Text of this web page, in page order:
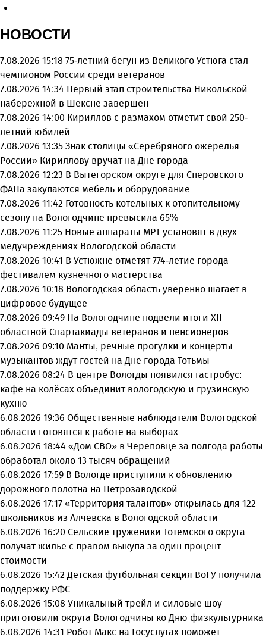
НОВОСТИ
7.08.2026 15:18 75-летний бегун из Великого Устюга стал
чемпионом России среди ветеранов
7.08.2026 14:34 Первый этап строительства Никольской
набережной в Шексне завершен
7.08.2026 14:00 Кириллов с размахом отметит свой 250-
летний юбилей
7.08.2026 13:35 Знак столицы «Серебряного ожерелья
России» Кириллову вручат на Дне города
7.08.2026 12:23 В Вытегорском округе для Сперовского
ФАПа закупаются мебель и оборудование
7.08.2026 11:42 Готовность котельных к отопительному
сезону на Вологодчине превысила 65%
7.08.2026 11:25 Новые аппараты МРТ установят в двух
медучреждениях Вологодской области
7.08.2026 10:41 В Устюжне отметят 774-летие города
фестивалем кузнечного мастерства
7.08.2026 10:18 Вологодская область уверенно шагает в
цифровое будущее
7.08.2026 09:49 На Вологодчине подвели итоги XII
областной Спартакиады ветеранов и пенсионеров
7.08.2026 09:10 Манты, речные прогулки и концерты
музыкантов ждут гостей на Дне города Тотьмы
7.08.2026 08:24 В центре Вологды появился гастробус:
кафе на колёсах объединит вологодскую и грузинскую
кухню
6.08.2026 19:36 Общественные наблюдатели Вологодской
области готовятся к работе на выборах
6.08.2026 18:44 «Дом СВО» в Череповце за полгода работы
обработал около 13 тысяч обращений
6.08.2026 17:59 В Вологде приступили к обновлению
дорожного полотна на Петрозаводской
6.08.2026 17:17 «Территория талантов» открылась для 122
школьников из Алчевска в Вологодской области
6.08.2026 16:20 Сельские труженики Тотемского округа
получат жилье с правом выкупа за один процент
стоимости
6.08.2026 15:42 Детская футбольная секция ВоГУ получила
поддержку РФС
6.08.2026 15:08 Уникальный трейл и силовые шоу
приготовили округа Вологодчины ко Дню физкультурника
6.08.2026 14:31 Робот Макс на Госуслугах поможет